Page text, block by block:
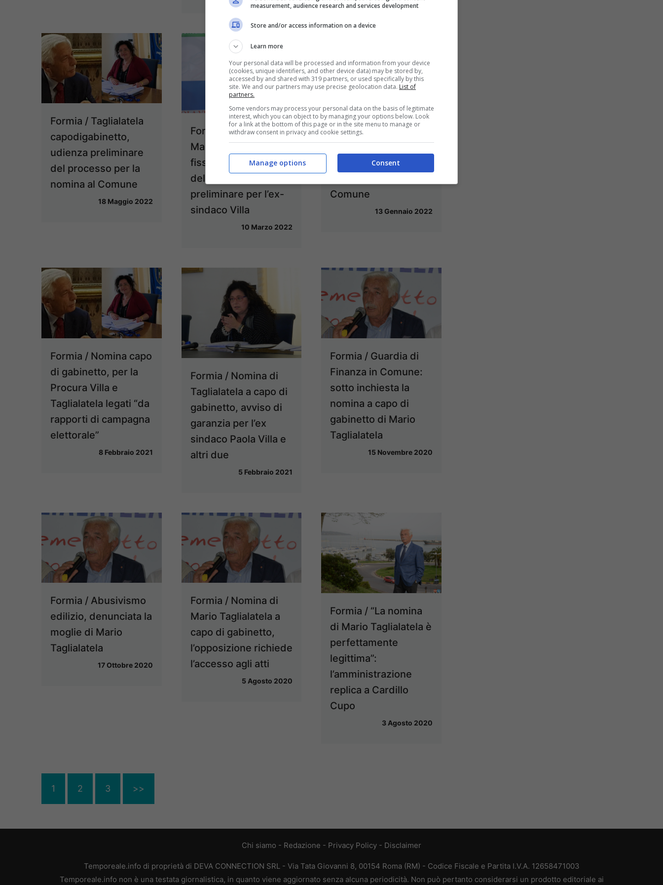
Formia / Taglialatela
capodigabinetto,
udienza preliminare
del processo per la
nomina al Comune
18 Maggio 2022
Formia / Assunzione
Mario Taglialatela,
fissata la data
dell’udienza
preliminare per l’ex-
sindaco Villa
10 Marzo 2022
Formia / Giovanni
Dirigente del settore
Comune
13 Gennaio 2022
Formia / Nomina capo
di gabinetto, per la
Procura Villa e
Taglialatela legati “da
rapporti di campagna
elettorale”
8 Febbraio 2021
Formia / Nomina di
Taglialatela a capo di
gabinetto, avviso di
garanzia per l’ex
sindaco Paola Villa e
altri due
5 Febbraio 2021
Formia / Guardia di
Finanza in Comune:
sotto inchiesta la
nomina a capo di
gabinetto di Mario
Taglialatela
15 Novembre 2020
Formia / Abusivismo
edilizio, denunciata la
moglie di Mario
Taglialatela
17 Ottobre 2020
Formia / Nomina di
Mario Taglialatela a
capo di gabinetto,
l’opposizione richiede
l’accesso agli atti
5 Agosto 2020
Formia / “La nomina
di Mario Taglialatela è
perfettamente
legittima”:
l’amministrazione
replica a Cardillo
Cupo
3 Agosto 2020
1 2 3 >>
Chi siamo - Redazione - Privacy Policy - Disclaimer
Temporeale.info di proprietà di DEVA CONNECTION SRL - Via Tata Giovanni 8, 00154 Roma (RM) - Codice Fiscale e Partita I.V.A. 12658471003
Temporeale.info non è una testata giornalistica, in quanto viene aggiornato senza alcuna periodicità. Non può pertanto considerarsi un prodotto editoriale ai
measurement, audience research and services development
Store and/or access information on a device
Learn more
Your personal data will be processed and information from your device
(cookies, unique identifiers, and other device data) may be stored by,
accessed by and shared with 319 partners, or used specifically by this
site. We and our partners may use precise geolocation data. List of
partners.
Some vendors may process your personal data on the basis of legitimate
interest, which you can object to by managing your options below. Look
for a link at the bottom of this page or in the site menu to manage or
withdraw consent in privacy and cookie settings.
Consent
Manage options